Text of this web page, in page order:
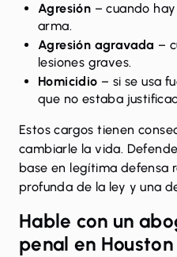
Agresión – cuando
arma.
Agresión agravada –
lesiones graves.
Homicidio – si se usa
que no estaba
Estos cargos tienen
cambiarle la vida.
base en legítima defensa
profunda de la ley y una
Hable con un
penal en Houston